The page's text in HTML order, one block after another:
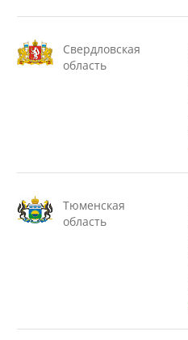
Свердловская
область
Тюменская
область